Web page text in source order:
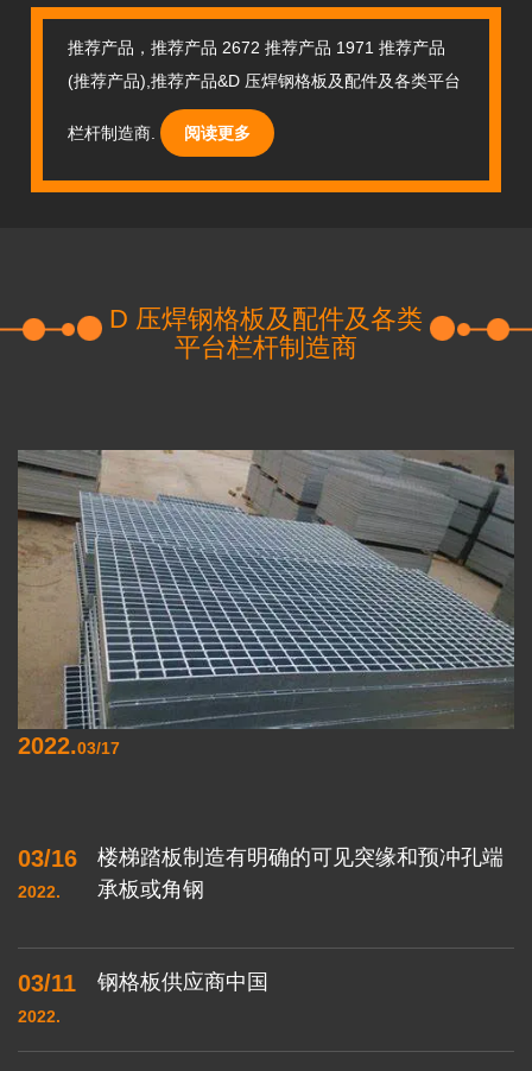
推荐产品，推荐产品 2672 推荐产品 1971 推荐产品
(推荐产品),推荐产品&D 压焊钢格板及配件及各类平台
栏杆制造商. 阅读更多
D 压焊钢格板及配件及各类
平台栏杆制造商
2022.03/17
03/16
2022.
楼梯踏板制造有明确的可见突缘和预冲孔端
承板或角钢
03/11
2022.
钢格板供应商中国